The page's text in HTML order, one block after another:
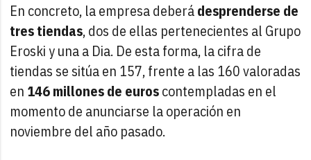
En concreto, la empresa deberádesprenderse de
tres tiendas, dos de ellas pertenecientes al Grupo
Eroski y una a Dia. De esta forma, la cifra de
tiendas se sitúa en 157, frente a las 160 valoradas
en 146 millones de euroscontempladas en el
momento de anunciarse la operación en
noviembre del año pasado.